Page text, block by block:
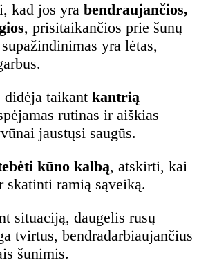
kad jos yra bendraujančios,
, prisitaikančios prie šunų
yra lėtas,
didėja taikant kantrią
rutinas ir aiškias
jaustųsi saugūs.
kūno kalbą, atskirti, kai
skatinti ramią sąveiką.
situaciją, daugelis rusų
tvirtus, bendradarbiaujančius
šunimis.